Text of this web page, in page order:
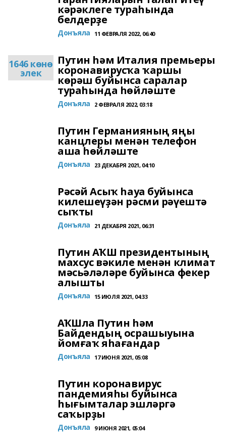
кәрәклеге тураһында
белдерҙе
Донъяла 11 ФЕВРАЛЯ 2022, 06:40
1646 көнө
элек
Путин һәм Италия премьеры
коронавирусҡа ҡаршы
көрәш буйынса саралар
тураһында һөйләште
Донъяла 2 ФЕВРАЛЯ 2022, 03:18
Путин Германияның яңы
канцлеры менән телефон
аша һөйләште
Донъяла 23 ДЕКАБРЯ 2021, 04:10
Рәсәй Асыҡ һауа буйынса
килешеүҙән рәсми рәүештә
сыҡты
Донъяла 21 ДЕКАБРЯ 2021, 06:31
Путин АҠШ президентының
махсус вәкиле менән климат
мәсьәләләре буйынса фекер
алышты
Донъяла 15 ИЮЛЯ 2021, 04:33
АҠШла Путин һәм
Байдендың осрашыуына
йомғаҡ яһағандар
Донъяла 17 ИЮНЯ 2021, 05:08
Путин коронавирус
пандемияһы буйынса
һығымталар эшләргә
саҡырҙы
Донъяла 9 ИЮНЯ 2021, 05:04